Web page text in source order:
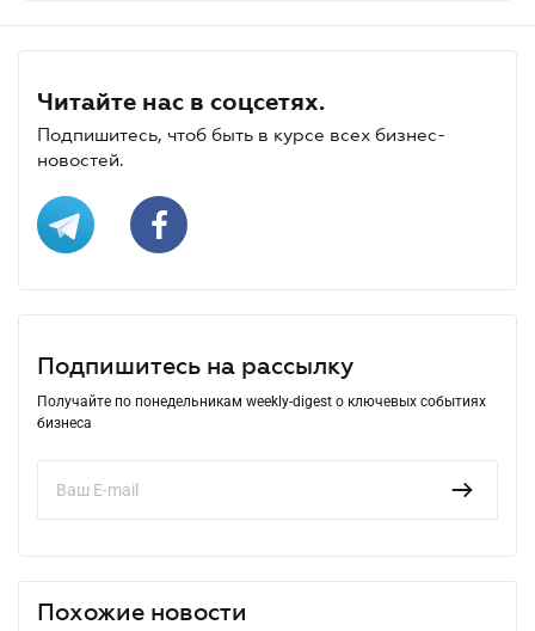
Читайте нас в соцсетях.
Подпишитесь, чтоб быть в курсе всех бизнес-
новостей.
Подпишитесь на рассылку
Получайте по понедельникам weekly-digest о ключевых событиях
бизнеса
Похожие новости